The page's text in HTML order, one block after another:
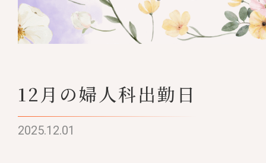
12月の婦人科出勤日
2025.12.01